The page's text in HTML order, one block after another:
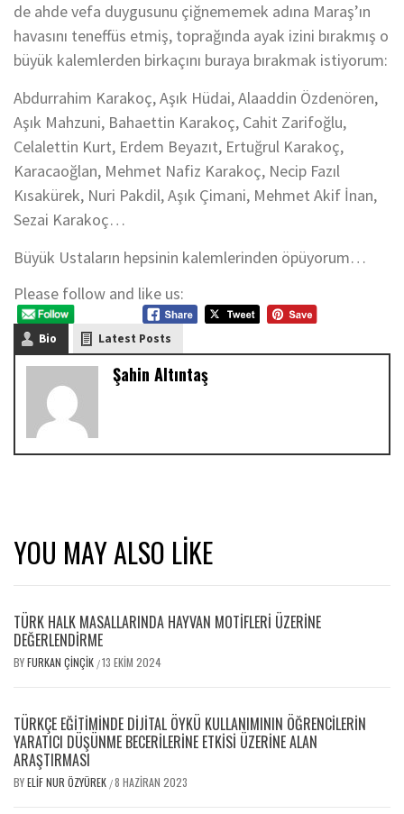
de ahde vefa duygusunu çiğnememek adına Maraş’ın
havasını teneffüs etmiş, toprağında ayak izini bırakmış o
büyük kalemlerden birkaçını buraya bırakmak istiyorum:
Abdurrahim Karakoç, Aşık Hüdai, Alaaddin Özdenören,
Aşık Mahzuni, Bahaettin Karakoç, Cahit Zarifoğlu,
Celalettin Kurt, Erdem Beyazıt, Ertuğrul Karakoç,
Karacaoğlan, Mehmet Nafiz Karakoç, Necip Fazıl
Kısakürek, Nuri Pakdil, Aşık Çimani, Mehmet Akif İnan,
Sezai Karakoç…
Büyük Ustaların hepsinin kalemlerinden öpüyorum…
Please follow and like us:
Bio Latest Posts
Şahin Altıntaş
YOU MAY ALSO LIKE
TÜRK HALK MASALLARINDA HAYVAN MOTİFLERİ ÜZERİNE
DEĞERLENDİRME
BYFURKAN ÇINÇIK /13 EKIM 2024
TÜRKÇE EĞITIMINDE DIJITAL ÖYKÜ KULLANIMININ ÖĞRENCILERIN
YARATICI DÜŞÜNME BECERILERINE ETKISI ÜZERINE ALAN
ARAŞTIRMASI
BYELIF NUR ÖZYÜREK /8 HAZIRAN 2023